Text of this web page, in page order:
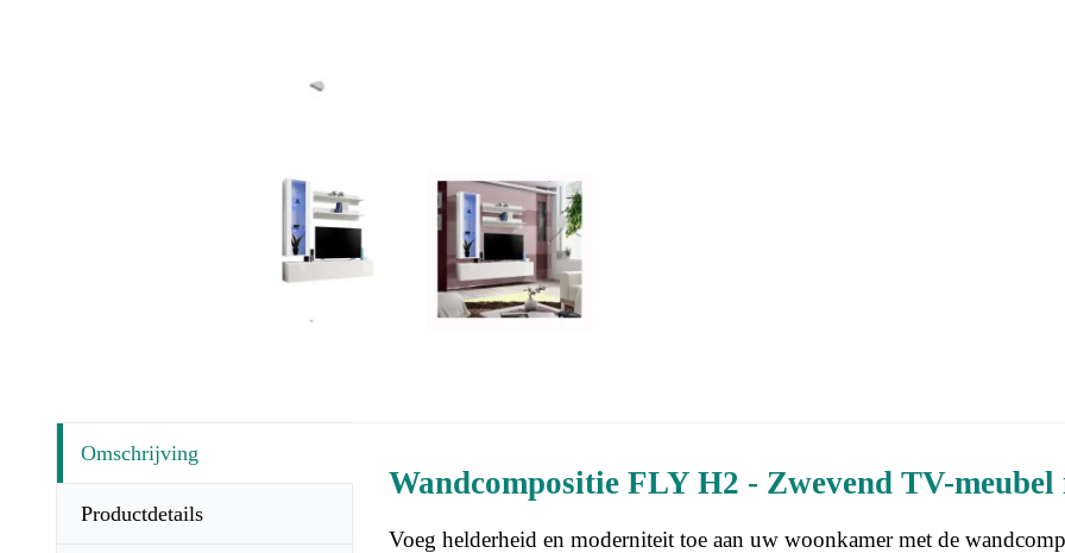
Omschrijving
Productdetails
Wandcompositie FLY H2 - Zwevend TV-
Voeg helderheid en moderniteit toe aan uw woonkamer met de